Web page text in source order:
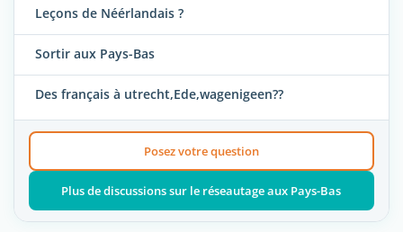
Leçons de Néérlandais ?
Sortir aux Pays-Bas
Des français à utrecht,Ede,wagenigeen??
Posez votre question
Plus de discussions sur le réseautage aux Pays-Bas